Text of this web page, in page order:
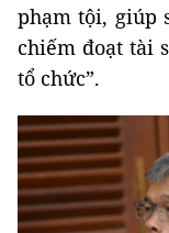
phạm tội, giúp
chiếm đoạt tài
tổ chức”.